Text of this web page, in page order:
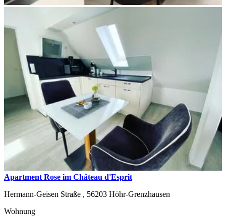
Apartment Rose im Château d'Esprit
Hermann-Geisen Straße , 56203 Höhr-Grenzhausen
Wohnung